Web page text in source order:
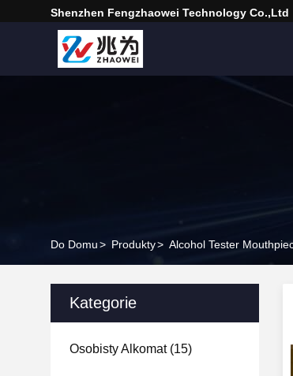
Shenzhen Fengzhaowei Technology Co.,Ltd
Do Domu> Produkty> Alcohol Tester
Kategorie
Osobisty Alkomat(15)